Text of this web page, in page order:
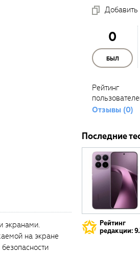
экранами.
на экране
0
БЫЛ
Рейтинг
Отзывы (0)
Последние
Рейтинг
редакции: